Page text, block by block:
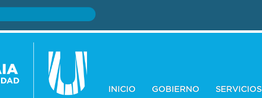
INICIO GOBIERNO SERVICIOS